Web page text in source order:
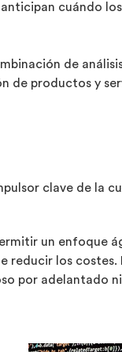
cuándo
de
de productos y
clave de la
un enfoque
reducir los costes.
por adelantado